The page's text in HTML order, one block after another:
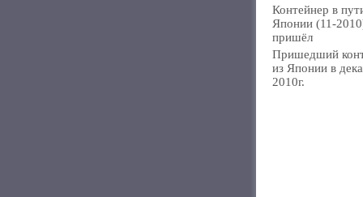
Контейнер в
Японии (11-
пришёл
Пришедший
из Японии в
2010г.